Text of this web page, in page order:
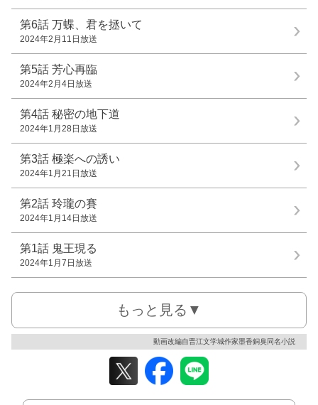
第6話 万蝶、君を拯いて
2024年2月11日放送
第5話 芳心再臨
2024年2月4日放送
第4話 秘密の地下道
2024年1月28日放送
第3話 極楽への誘い
2024年1月21日放送
第2話 玲瓏の賽
2024年1月14日放送
第1話 鬼王現る
2024年1月7日放送
もっと見る▼
動画改編自晋江文学城作家墨香銅臭同名小説